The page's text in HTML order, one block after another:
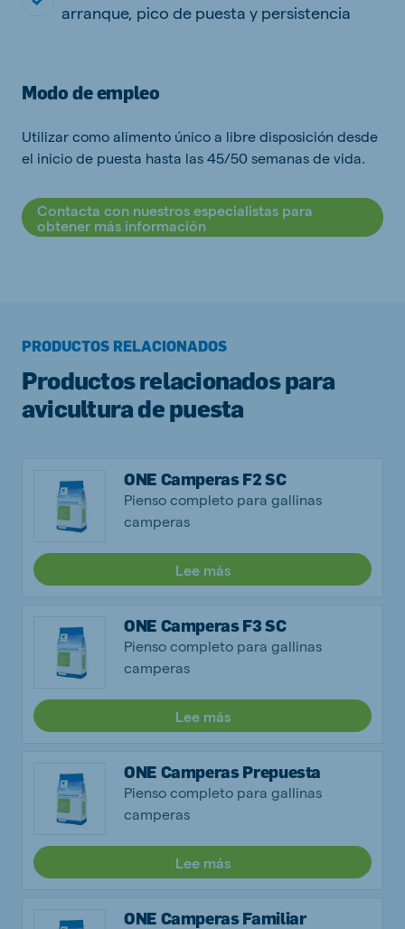
arranque, pico de puesta y persistencia
Modo de empleo
Utilizar como alimento único a libre disposición desde
el inicio de puesta hasta las 45/50 semanas de vida.
Contacta con nuestros especialistas para
obtener más información
PRODUCTOS RELACIONADOS
Productos relacionados para
avicultura de puesta
ONE Camperas F2 SC
Pienso completo para gallinas
camperas
Lee más
ONE Camperas F3 SC
Pienso completo para gallinas
camperas
Lee más
ONE Camperas Prepuesta
Pienso completo para gallinas
camperas
Lee más
ONE Camperas Familiar